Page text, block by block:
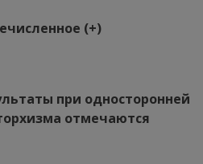
(+)
при односторонней
отмечаются